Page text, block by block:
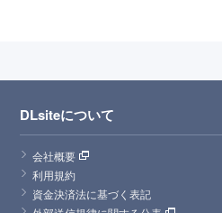
DLsiteについて
会社概要
利用規約
資金決済法に基づく表記